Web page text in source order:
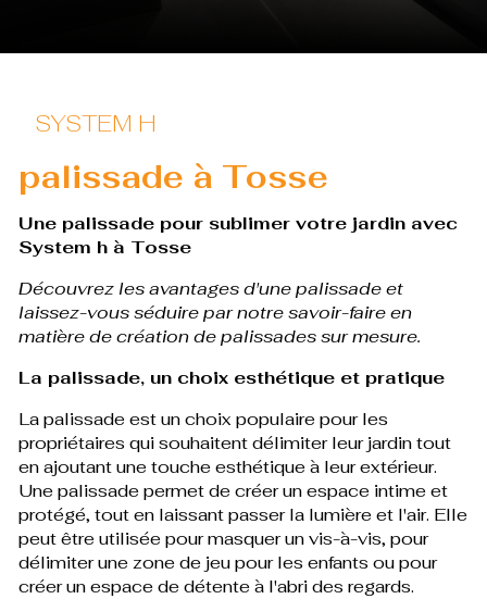
SYSTEM H
palissade à Tosse
Une palissade pour sublimer votre jardin avec
System h à Tosse
Découvrez les avantages d'une palissade et
laissez-vous séduire par notre savoir-faire en
matière de création de palissades sur mesure.
La palissade, un choix esthétique et pratique
La palissade est un choix populaire pour les
propriétaires qui souhaitent délimiter leur jardin tout
en ajoutant une touche esthétique à leur extérieur.
Une palissade permet de créer un espace intime et
protégé, tout en laissant passer la lumière et l'air. Elle
peut être utilisée pour masquer un vis-à-vis, pour
délimiter une zone de jeu pour les enfants ou pour
créer un espace de détente à l'abri des regards.